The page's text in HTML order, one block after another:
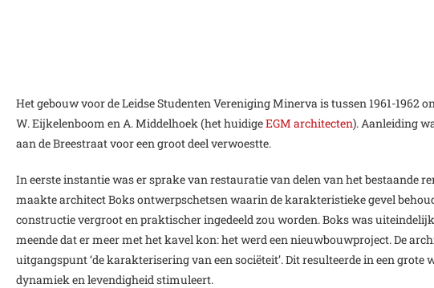
Het gebouw voor de Leidse Studenten Vereniging Minerva is tussen 1961-1962
W. Eijkelenboom en A. Middelhoek (het huidigeEGM architecten). Aanleiding
aan de Breestraat voor een groot deel verwoestte.
In eerste instantie was er sprake van restauratie van delen van het bestaande
maakte architect Boks ontwerpschetsen waarin de karakteristieke gevel
constructie vergroot en praktischer ingedeeld zou worden. Boks was
meende dat er meer met het kavel kon: het werd een nieuwbouwproject. De
uitgangspunt ‘de karakterisering van een sociëteit’. Dit resulteerde in een
dynamiek en levendigheid stimuleert.